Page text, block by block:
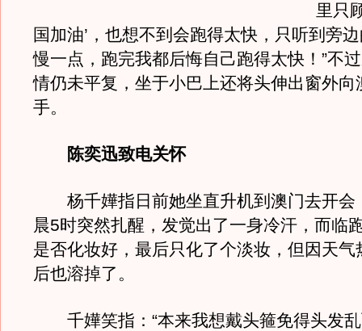
里只
国加油’，也想不到会跑得太快，只听到旁
慢一点，跑完我都后悔自己跑得太快！”不
情仍未平复，坐于小巴上还将头伸出窗外向
手。
陈奕迅致电关怀
杨千嬅指日前她坐直升机到澳门去开会
晨5时突然扎醒，发觉出了一身冷汗，而临
是否化妆好，最后只化了个淡妆，但因天气
后也溶掉了。
千嬅笑指：“本来我想戴头箍免得头发乱